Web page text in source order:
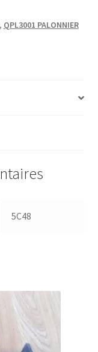
QPL3001 PALONNIER
5C48